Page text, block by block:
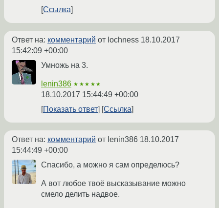
Ссылка
Ответ на: комментарий от lochness 18.10.2017
15:42:09 +00:00
Умножь на 3.
lenin386 ★★★★★
18.10.2017 15:44:49 +00:00
Показать ответ
Ссылка
Ответ на: комментарий от lenin386 18.10.2017
15:44:49 +00:00
Спасибо, а можно я сам определюсь?
А вот любое твоё высказывание можно
смело делить надвое.